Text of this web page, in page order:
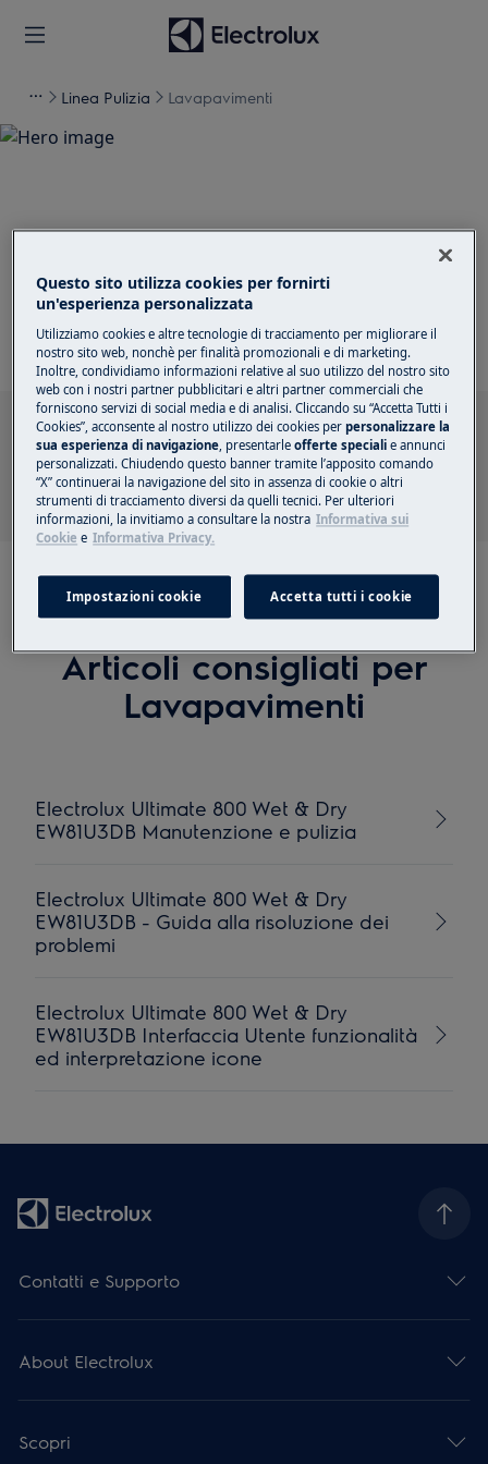
Linea Pulizia Lavapavimenti
Supporto per
Lavapavimenti
Cerca tra i nostri articoli di supporto
Articoli consigliati per
Lavapavimenti
Electrolux Ultimate 800 Wet & Dry
EW81U3DB Manutenzione e pulizia
Electrolux Ultimate 800 Wet & Dry
EW81U3DB - Guida alla risoluzione dei
problemi
Electrolux Ultimate 800 Wet & Dry
EW81U3DB Interfaccia Utente funzionalità
ed interpretazione icone
Contatti e Supporto
About Electrolux
Scopri
Questo sito utilizza cookies per fornirti
un'esperienza personalizzata
Utilizziamo cookies e altre tecnologie di tracciamento per migliorare il
nostro sito web, nonchè per finalità promozionali e di marketing.
Inoltre, condividiamo informazioni relative al suo utilizzo del nostro sito
web con i nostri partner pubblicitari e altri partner commerciali che
forniscono servizi di social media e di analisi. Cliccando su “Accetta Tutti i
Cookies”, acconsente al nostro utilizzo dei cookies perpersonalizzare la
sua esperienza di navigazione, presentarleofferte speciali e annunci
personalizzati. Chiudendo questo banner tramite l’apposito comando
“X” continuerai la navigazione del sito in assenza di cookie o altri
strumenti di tracciamento diversi da quelli tecnici. Per ulteriori
informazioni, la invitiamo a consultare la nostra Informativa sui
Cookie e Informativa Privacy.
Impostazioni cookie Accetta tutti i cookie